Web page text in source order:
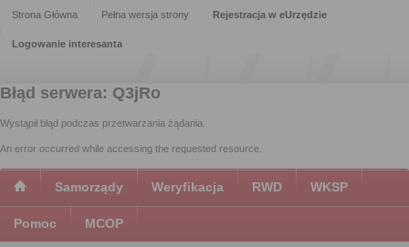
Strona Główna Pełna wersja strony Rejestracja w eUrzędzie
Logowanie interesanta
Błąd serwera: Q3jRo
Wystąpił błąd podczas przetwarzania żądania.
An error occurred while accessing the requested resource.
Samorządy Weryfikacja RWD WKSP
Pomoc MCOP